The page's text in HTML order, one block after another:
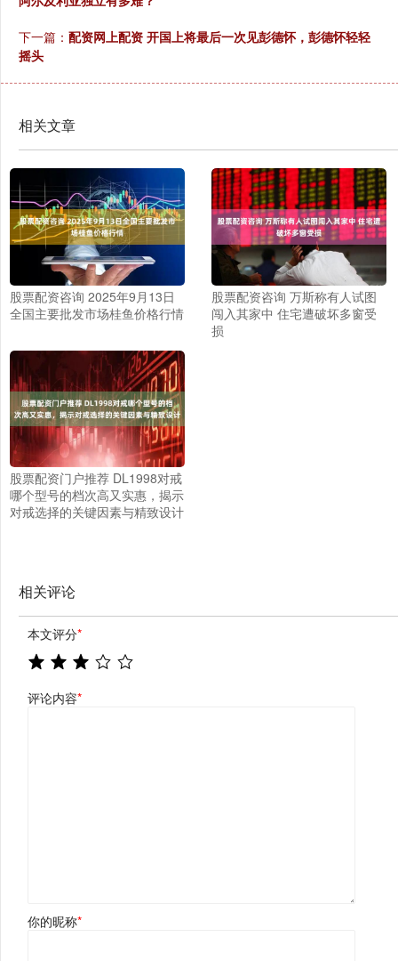
下一篇： 配资网上配资 开国上将最后一次见彭德怀，彭德怀轻轻
摇头
相关文章
股票配资咨询 2025年9月13日
全国主要批发市场桂鱼价格行情
股票配资咨询 万斯称有人试图
闯入其家中 住宅遭破坏多窗受
损
股票配资门户推荐 DL1998对戒
哪个型号的档次高又实惠，揭示
对戒选择的关键因素与精致设计
相关评论
本文评分*
评论内容*
你的昵称*